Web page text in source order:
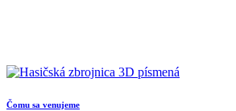
Čomu sa venujeme